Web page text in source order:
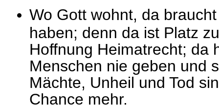
Wo Gott wohnt, da
haben; denn da ist Platz
Hoffnung Heimatrecht; da
Menschen nie geben und
Mächte, Unheil und Tod
Chance mehr.